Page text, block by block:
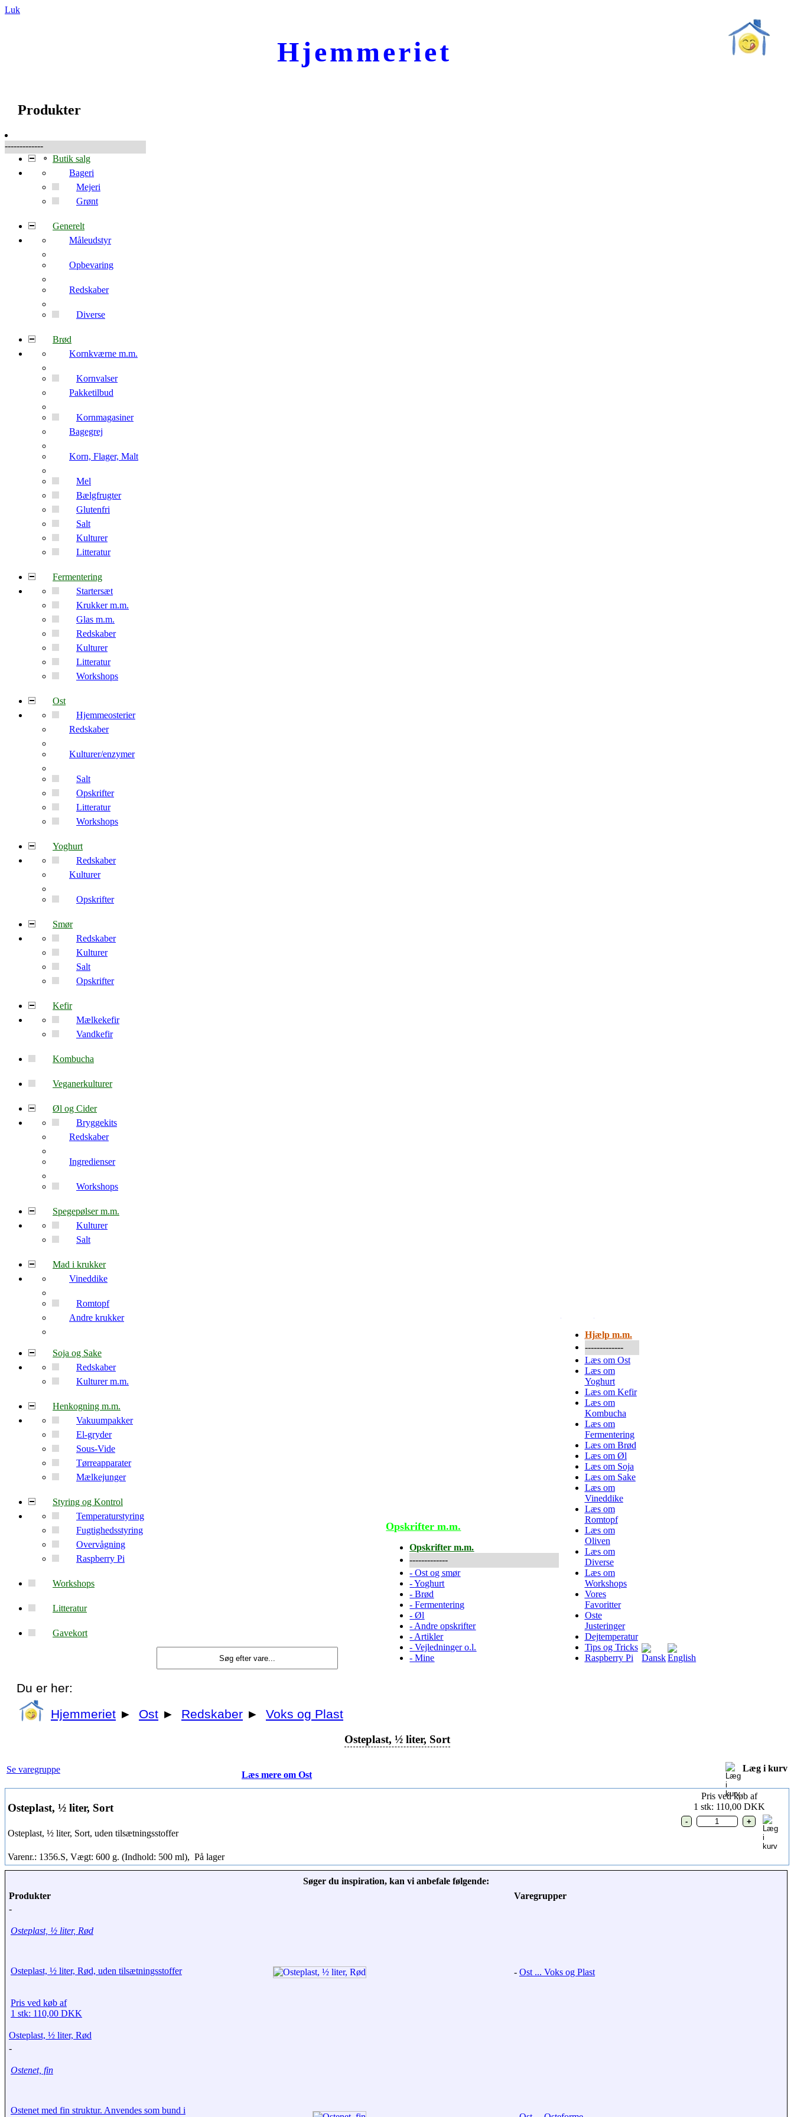
Luk
Hjemmeriet
Produkter
-------------
Butik salg
Bageri
Mejeri
Grønt
Generelt
Måleudstyr
Opbevaring
Redskaber
Diverse
Brød
Kornkværne m.m.
Kornvalser
Pakketilbud
Kornmagasiner
Bagegrej
Korn, Flager, Malt
Mel
Bælgfrugter
Glutenfri
Salt
Kulturer
Litteratur
Fermentering
Startersæt
Krukker m.m.
Glas m.m.
Redskaber
Kulturer
Litteratur
Workshops
Ost
Hjemmeosterier
Redskaber
Kulturer/enzymer
Salt
Opskrifter
Litteratur
Workshops
Yoghurt
Redskaber
Kulturer
Opskrifter
Smør
Redskaber
Kulturer
Salt
Opskrifter
Kefir
Mælkekefir
Vandkefir
Kombucha
Veganerkulturer
Øl og Cider
Bryggekits
Redskaber
Ingredienser
Workshops
Spegepølser m.m.
Kulturer
Salt
Mad i krukker
Vineddike
Romtopf
Andre krukker
Soja og Sake
Redskaber
Kulturer m.m.
Henkogning m.m.
Vakuumpakker
El-gryder
Sous-Vide
Tørreapparater
Mælkejunger
Styring og Kontrol
Temperaturstyring
Fugtighedsstyring
Overvågning
Raspberry Pi
Workshops
Litteratur
Gavekort
Opskrifter m.m.
Opskrifter m.m.
-------------
-Ost og smør
-Yoghurt
-Brød
-Fermentering
-Øl
- Andre opskrifter
- Artikler
-Vejledninger o.l.
-Mine
Hjælp m.m.
-------------
Læs om Ost
Læs om
Yoghurt
Læs om Kefir
Læs om
Kombucha
Læs om
Fermentering
Læs om Brød
Læs om Øl
Læs om Soja
Læs om Sake
Læs om
Vineddike
Læs om
Romtopf
Læs om
Oliven
Læs om
Diverse
Læs om
Workshops
Vores
Favoritter
Oste
Justeringer
Dejtemperatur
Tips og Tricks
Raspberry Pi
Du er her:
Hjemmeriet ► Ost ► Redskaber ► Voks og Plast
Osteplast, ½ liter, Sort
Se varegruppe
Læs mere om Ost
Læg i kurv
Osteplast, ½ liter, Sort
Osteplast, ½ liter, Sort, uden tilsætningsstoffer
Varenr.: 1356.S, Vægt: 600 g. (Indhold: 500 ml), På lager
Pris ved køb af
1 stk: 110,00 DKK
Søger du inspiration, kan vi anbefale følgende:
Produkter
Varegrupper
-
Osteplast, ½ liter, Rød
Osteplast, ½ liter, Rød, uden tilsætningsstoffer
Pris ved køb af
1 stk: 110,00 DKK
Osteplast, ½ liter, Rød
- Ost ... Voks og Plast
-
Ostenet, fin
Ostenet med fin struktur. Anvendes som bund i